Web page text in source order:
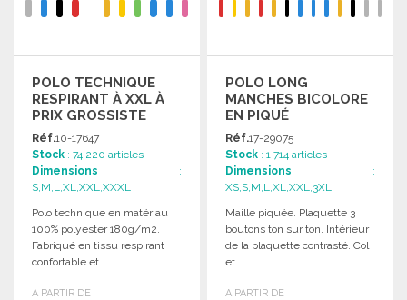
POLO TECHNIQUE
RESPIRANT À XXL À
PRIX GROSSISTE
Réf.10-17647
Stock : 74 220 articles
Dimensions :
S,M,L,XL,XXL,XXXL
Polo technique en matériau
100% polyester 180g/m2.
Fabriqué en tissu respirant
confortable et...
A PARTIR DE
POLO LONG
MANCHES BICOLORE
EN PIQUÉ
Réf.17-29075
Stock : 1 714 articles
Dimensions :
XS,S,M,L,XL,XXL,3XL
Maille piquée. Plaquette 3
boutons ton sur ton. Intérieur
de la plaquette contrasté. Col
et...
A PARTIR DE